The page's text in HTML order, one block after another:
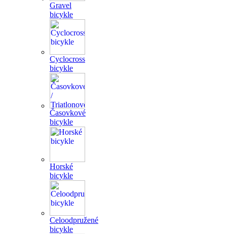
Gravel
bicykle
Cyclocross
bicykle
Časovkové
bicykle
Horské
bicykle
Celoodpružené
bicykle